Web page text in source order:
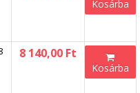
Kosárba
8 140,00 Ft
Kosárba